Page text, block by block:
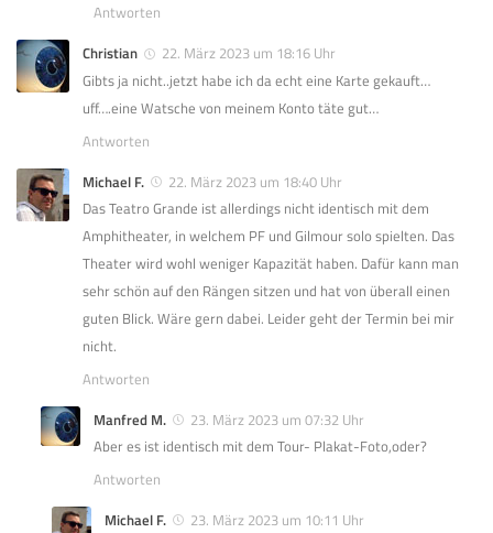
Antworten
Christian
22. März 2023 um 18:16 Uhr
Gibts ja nicht..jetzt habe ich da echt eine Karte gekauft…
uff….eine Watsche von meinem Konto täte gut…
Antworten
Michael F.
22. März 2023 um 18:40 Uhr
Das Teatro Grande ist allerdings nicht identisch mit dem
Amphitheater, in welchem PF und Gilmour solo spielten. Das
Theater wird wohl weniger Kapazität haben. Dafür kann man
sehr schön auf den Rängen sitzen und hat von überall einen
guten Blick. Wäre gern dabei. Leider geht der Termin bei mir
nicht.
Antworten
Manfred M.
23. März 2023 um 07:32 Uhr
Aber es ist identisch mit dem Tour- Plakat-Foto,oder?
Antworten
Michael F.
23. März 2023 um 10:11 Uhr